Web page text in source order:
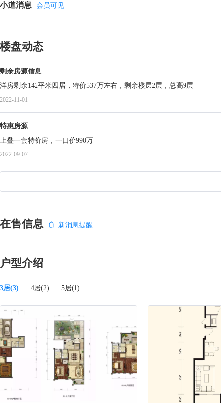
小道消息 会员可见
楼盘动态
剩余房源信息
洋房剩余142平米四居，特价537万左右，剩余楼层2层，总高9层
2022-11-01
特惠房源
上叠一套特价房，一口价990万
2022-09-07
在售信息 新消息提醒
户型介绍
3居(3) 4居(2) 5居(1)